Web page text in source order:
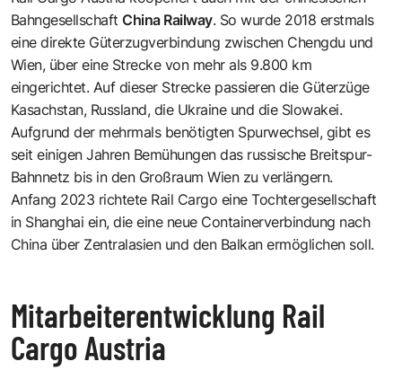
BahngesellschaftChina Railway. So wurde 2018 erstmals
eine direkte Güterzugverbindung zwischen Chengdu und
Wien, über eine Strecke von mehr als 9.800 km
eingerichtet. Auf dieser Strecke passieren die Güterzüge
Kasachstan, Russland, die Ukraine und die Slowakei.
Aufgrund der mehrmals benötigten Spurwechsel, gibt es
seit einigen Jahren Bemühungen das russische Breitspur-
Bahnnetz bis in den Großraum Wien zu verlängern.
Anfang 2023 richtete Rail Cargo eine Tochtergesellschaft
in Shanghai ein, die eine neue Containerverbindung nach
China über Zentralasien und den Balkan ermöglichen soll.
Mitarbeiterentwicklung Rail
Cargo Austria